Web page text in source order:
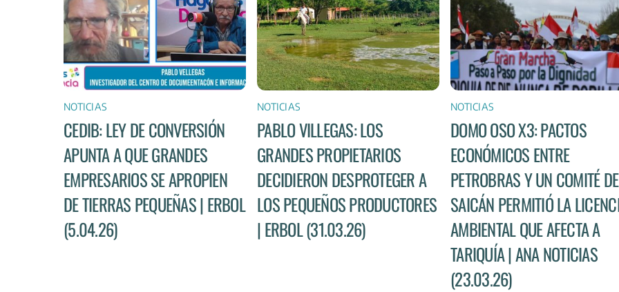
NOTICIAS
CEDIB: LEY DE CONVERSIÓN
APUNTA A QUE GRANDES
EMPRESARIOS SE APROPIEN
DE TIERRAS PEQUEÑAS | ERBOL
(5.04.26)
NOTICIAS
PABLO VILLEGAS: LOS
GRANDES PROPIETARIOS
DECIDIERON DESPROTEGER A
LOS PEQUEÑOS PRODUCTORES
| ERBOL (31.03.26)
NOTICIAS
DOMO OSO X3: PACTOS
ECONÓMICOS ENTRE
PETROBRAS Y UN COMITÉ DE
SAICÁN PERMITIÓ LA
AMBIENTAL QUE AFECTA A
TARIQUÍA | ANA NOTICIAS
(23.03.26)